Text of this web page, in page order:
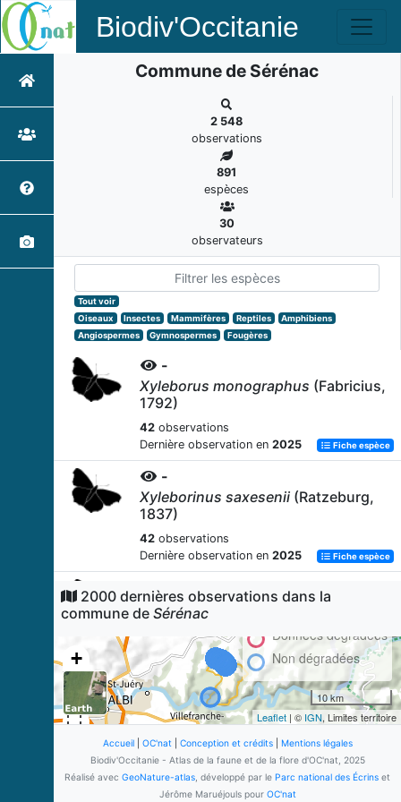
Biodiv'Occitanie
Commune de Sérénac
2 548
observations
891
espèces
30
observateurs
Tout voir
Oiseaux
Insectes Mammifères Reptiles
Amphibiens
Angiospermes
Gymnospermes Fougères
-
Xyleborus monographus (Fabricius,
1792)
42 observations
Dernière observation en 2025 Fiche espèce
-
Xyleborinus saxesenii (Ratzeburg,
1837)
42 observations
Dernière observation en 2025 Fiche espèce
Xylosandrus germanus
(Blandford,
1894)
observations
Dernière observation en 2025 Fiche espèce
-
Litargus connexus(Geoffroyin
Fourcroy, 1785)
38observations
Dernière observation en 2025 Fiche espèce
2000 dernières observations dans la
commune de Sérénac
+
Données dégradées
Non dégradées
10 km
Leaflet | © IGN, Limites territoire
Accueil| OC'nat| Conception et crédits| Mentions légales
Biodiv'Occitanie - Atlas de la faune et de la flore d'OC'nat, 2025
Réalisé avec GeoNature-atlas , développé par le Parc national des Écrins et
Jérôme Maruéjouls pour OC'nat